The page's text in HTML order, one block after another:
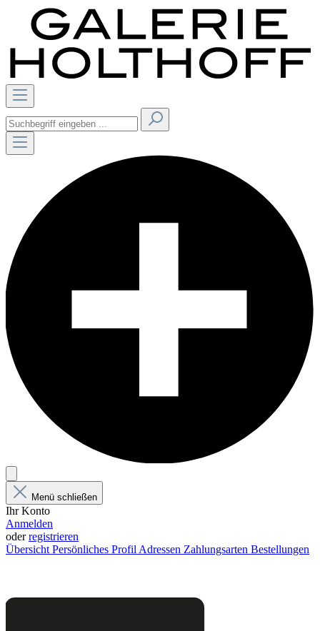
Menü schließen
Ihr Konto
Anmelden
oderregistrieren
Übersicht Persönliches Profil Adressen Zahlungsarten Bestellungen